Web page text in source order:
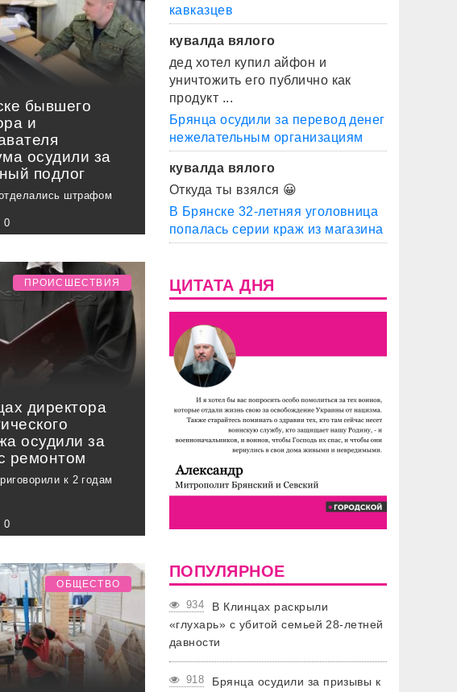
бывшего
и
осудили за
подлог
штрафом
0
директора
осудили за
ремонтом
к 2 годам
ПРОИСШЕСТВИЯ
0
ОБЩЕСТВО
кавказцев
кувалда вялого
дед хотел купил айфон и
уничтожить его публично как
продукт ...
Брянца осудили за перевод денег
нежелательным организациям
кувалда вялого
Откуда ты взялся 😀
В Брянске 32-летняя уголовница
попалась серии краж из магазина
ЦИТАТА ДНЯ
ПОПУЛЯРНОЕ
934
В Клинцах раскрыли
«глухарь» с убитой семьей 28-летней
давности
918
Брянца осудили за призывы к